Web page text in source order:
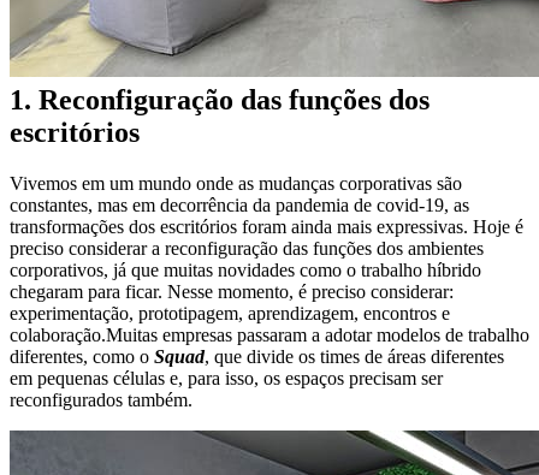
1. Reconfiguração das funções dos
escritórios
Vivemos em um mundo onde as mudanças corporativas são
constantes, mas em decorrência da pandemia de covid-19, as
transformações dos escritórios foram ainda mais expressivas. Hoje é
preciso considerar a reconfiguração das funções dos ambientes
corporativos, já que muitas novidades como o trabalho híbrido
chegaram para ficar. Nesse momento, é preciso considerar:
experimentação, prototipagem, aprendizagem, encontros e
colaboração.Muitas empresas passaram a adotar modelos de trabalho
diferentes, como o Squad, que divide os times de áreas diferentes
em pequenas células e, para isso, os espaços precisam ser
reconfigurados também.